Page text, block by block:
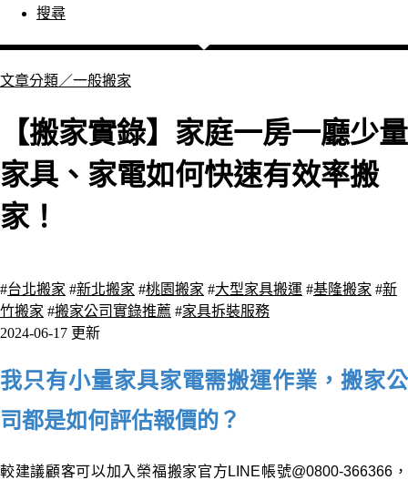
搜尋
文章分類／一般搬家
【搬家實錄】家庭一房一廳少量
家具、家電如何快速有效率搬
家！
#台北搬家 #新北搬家 #桃園搬家 #大型家具搬運 #基隆搬家 #新
竹搬家 #搬家公司實錄推薦 #家具拆裝服務
2024-06-17 更新
我只有小量家具家電需搬運作業，搬家公
司都是如何評估報價的？
較建議顧客可以加入榮福搬家官方LINE帳號@0800-366366，